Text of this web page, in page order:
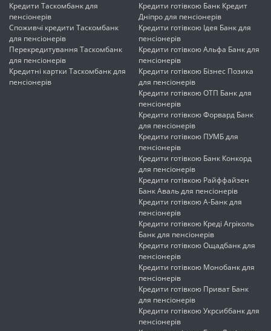
Кредити Таскомбанк для
пенсіонерів
Споживчі кредити Таскомбанк
для пенсіонерів
Перекредитування Таскомбанк
для пенсіонерів
Кредитні картки Таскомбанк для
пенсіонерів
Кредити готівкою Банк Кредит
Дніпро для пенсіонерів
Кредити готівкою Ідея Банк для
пенсіонерів
Кредити готівкою Альфа Банк для
пенсіонерів
Кредити готівкою Бізнес Позика
для пенсіонерів
Кредити готівкою ОТП Банк для
пенсіонерів
Кредити готівкою Форвард Банк
для пенсіонерів
Кредити готівкою ПУМБ для
пенсіонерів
Кредити готівкою Банк Конкорд
для пенсіонерів
Кредити готівкою Райффайзен
Банк Аваль для пенсіонерів
Кредити готівкою А-Банк для
пенсіонерів
Кредити готівкою Креді Агріколь
Банк для пенсіонерів
Кредити готівкою Ощадбанк для
пенсіонерів
Кредити готівкою Монобанк для
пенсіонерів
Кредити готівкою Приват Банк
для пенсіонерів
Кредити готівкою Укрсиббанк для
пенсіонерів